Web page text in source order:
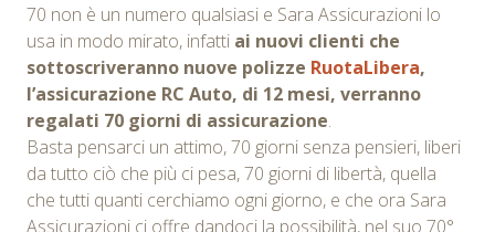
70 non è un numero qualsiasi e Sara Assicurazioni lo
usa in modo mirato, infatti ai nuovi clienti che
sottoscriveranno nuove polizze RuotaLibera,
l’assicurazione RC Auto, di 12 mesi, verranno
regalati 70 giorni di assicurazione.
Basta pensarci un attimo, 70 giorni senza pensieri, liberi
da tutto ciò che più ci pesa, 70 giorni di libertà, quella
che tutti quanti cerchiamo ogni giorno, e che ora Sara
Assicurazioni ci offre dandoci la possibilità, nel suo 70°